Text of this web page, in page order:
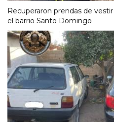
Recuperaron prendas de
el barrio Santo Domingo